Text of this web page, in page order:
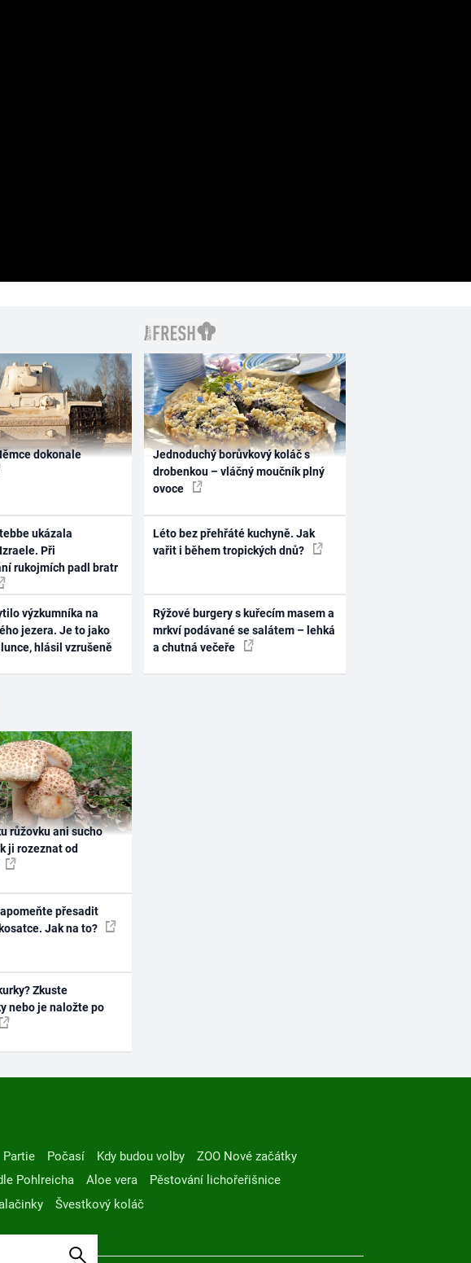
dokonale
ukázala
Při
rukojmích padl bratr
výzkumníka na
jezera. Je to jako
hlásil vzrušeně
Jednoduchý borůvkový koláč s
drobenkou – vláčný moučník plný
ovoce
Léto bez přehřáté kuchyně. Jak
vařit i během tropických dnů?
Rýžové burgery s kuřecím masem a
mrkví podávané se salátem – lehká
a chutná večeře
růžovku ani sucho
ji rozeznat od
přesadit
Jak na to?
Zkuste
nebo je naložte po
Partie Počasí Kdy budou volby
ZOO Nové začátky
Pohlreicha Aloe vera
Pěstování lichořeřišnice
Švestkový koláč